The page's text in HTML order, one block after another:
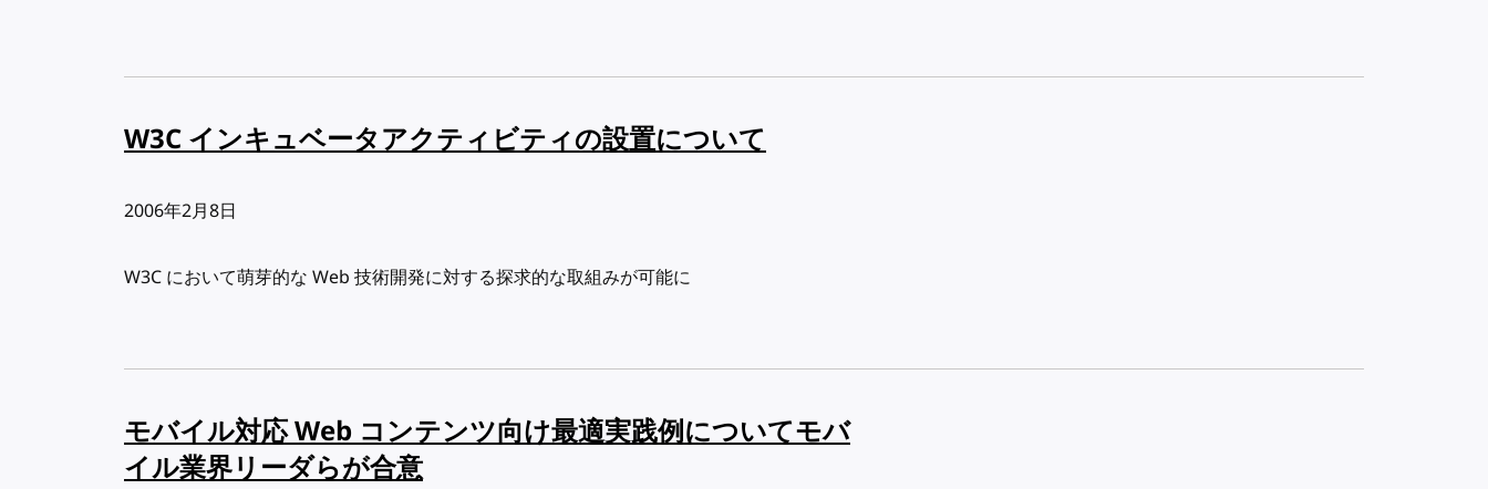
W3C インキュベータアクティビティの設置について
出版日:
2006年2月8日
W3C において萌芽的な Web 技術開発に対する探求的な取組みが可能に
モバイル対応 Web コンテンツ向け最適実践例についてモバ
イル業界リーダらが合意